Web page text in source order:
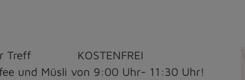
Treff KOSTENFREI
und Müsli von 9:00 Uhr- 11:30 Uhr!